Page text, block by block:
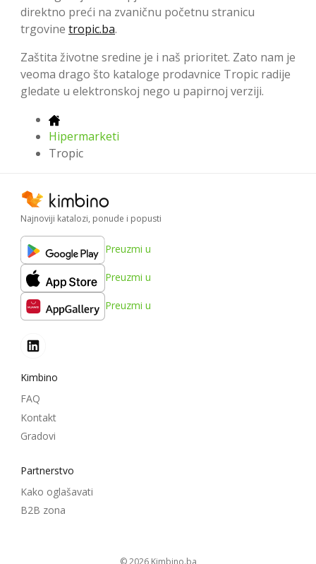
direktno preći na zvaničnu početnu stranicu
trgovine tropic.ba.
Zaštita životne sredine je i naš prioritet. Zato nam je
veoma drago što kataloge prodavnice Tropic radije
gledate u elektronskoj nego u papirnoj verziji.
Hipermarketi
Tropic
Najnoviji katalozi, ponude i popusti
Preuzmi u
Preuzmi u
Preuzmi u
Kimbino
FAQ
Kontakt
Gradovi
Partnerstvo
Kako oglašavati
B2B zona
© 2026 kimbino.ba